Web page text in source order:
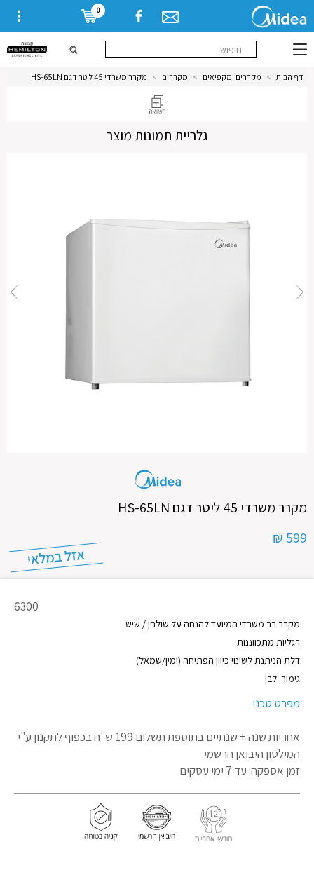
0
דף הבית > מקררים ומקפיאים > מקררים > מקרר משרדי 45 ליטר דגם HS-65LN
גלריית תמונות מוצר
מקרר משרדי 45 ליטר דגם HS-65LN
599 ₪
מק"ט
6300
מקרר בר משרדי המיועד להנחה על שולחן / שיש
רגליות מתכווננות
דלת הניתנת לשינוי כיוון הפתיחה (ימין/שמאל)
גימור: לבן
מפרט טכני
אחריות שנה + שנתיים בתוספת תשלום 199 ש"ח בכפוף לתקנון
ע"י
המילטון היבואן הרשמי
זמן אספקה: עד 7 ימי עסקים